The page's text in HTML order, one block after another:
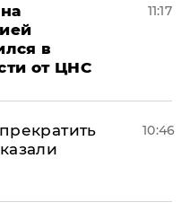
в
от ЦНС
11:17
10:46